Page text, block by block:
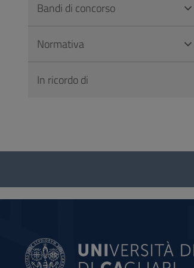
Bandi di concorso
Normativa
In ricordo di
Questionario
social